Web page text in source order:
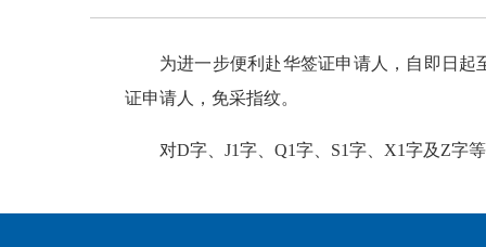
为进一步便利赴华签证申请人，自即日起
证申请人，免采指纹。
对D字、J1字、Q1字、S1字、X1字及Z字